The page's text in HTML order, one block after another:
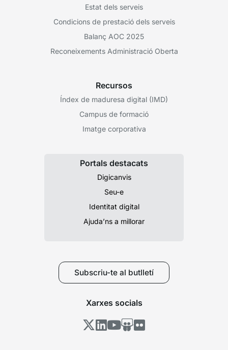
Estat dels serveis
Condicions de prestació dels serveis
Balanç AOC 2025
Reconeixements Administració Oberta
Recursos
Índex de maduresa digital (IMD)
Campus de formació
Imatge corporativa
Portals destacats
Digicanvis
Seu-e
Identitat digital
Ajuda’ns a millorar
Subscriu-te al butlletí
Xarxes socials